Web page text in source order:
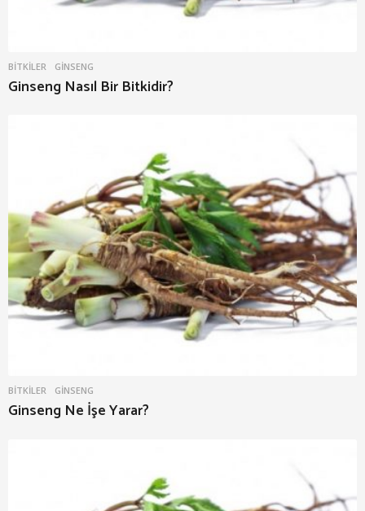
BITKILER GINSENG
Ginseng Nasıl Bir Bitkidir?
BITKILER GINSENG
Ginseng Ne İşe Yarar?